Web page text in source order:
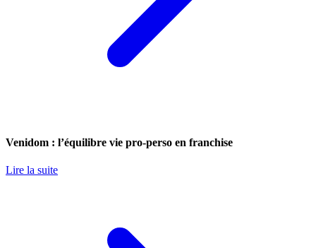
Venidom : l’équilibre vie pro-perso en franchise
Lire la suite